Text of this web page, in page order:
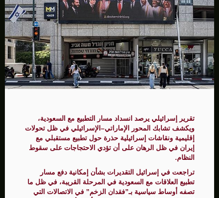
تقرير إسرائيلي يرصد انسداد مسار التطبيع مع السعودية،
ويكشف تشابك المحور الإماراتي–الإسرائيلي في ظل تحولات
إقليمية ونقاشات إسرائيلية حذرة حول تطبيع مستقبلي مع
إيران في ظل الرهان على أن تؤدي الاحتجاجات على سقوط
النظام.
تراجعت في إسرائيل التقديرات بشأن إمكانية دفع مسار
تطبيع العلاقات مع السعودية في المرحلة القريبة، في ظل ما
تصفه أوساط سياسية بـ”فقدان الزخم” في الاتصالات التي